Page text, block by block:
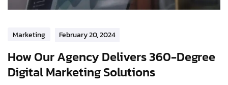
Marketing February 20, 2024
How Our Agency Delivers 360-Degree
Digital Marketing Solutions